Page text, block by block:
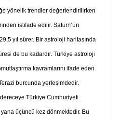
yönelik trendler değerlendirilirken
istifade edilir. Satürn’ün
yıl sürer. Bir astroloji haritasında
de bu kadardır. Türkiye astroloji
kavramlarını ifade eden
burcunda yerleşimdedir.
Türkiye Cumhuriyeti
üçüncü kez dönmektedir. Bu